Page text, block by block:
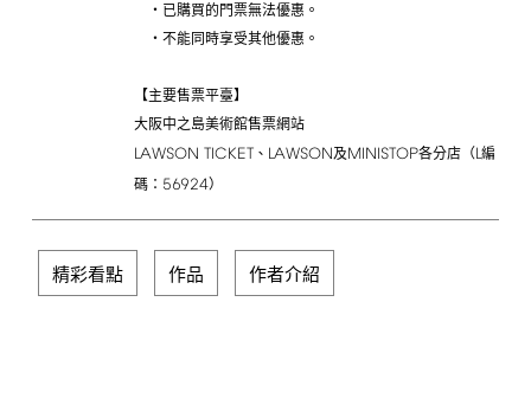
・已購買的門票無法優惠。
・不能同時享受其他優惠。
【主要售票平臺】
大阪中之島美術館售票網站
LAWSON TICKET 、 LAWSON及MINISTOP各分店（L編
碼： 56924）
精彩看點 作品 作者介紹